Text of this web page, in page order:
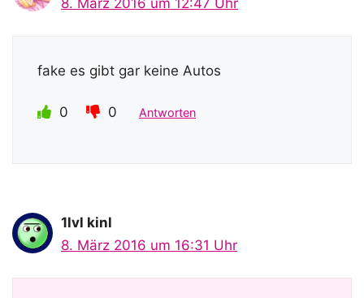
fake es gibt gar keine Autos
0 0 Antworten
1lvl kinl
8. März 2016 um 16:31 Uhr